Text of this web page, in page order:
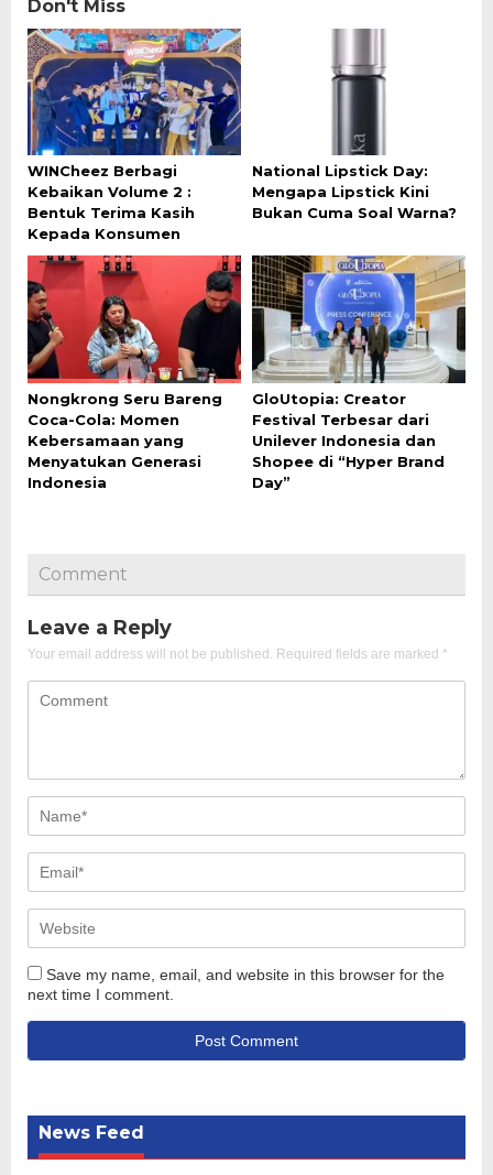
Don't Miss
WINCheez Berbagi
Kebaikan Volume 2 :
Bentuk Terima Kasih
Kepada Konsumen
National Lipstick Day:
Mengapa Lipstick Kini
Bukan Cuma Soal Warna?
Nongkrong Seru Bareng
Coca-Cola: Momen
Kebersamaan yang
Menyatukan Generasi
Indonesia
GloUtopia: Creator
Festival Terbesar dari
Unilever Indonesia dan
Shopee di “Hyper Brand
Day”
Comment
Leave a Reply
Your email address will not be published. Required fields are marked *
Save my name, email, and website in this browser for the
next time I comment.
News Feed